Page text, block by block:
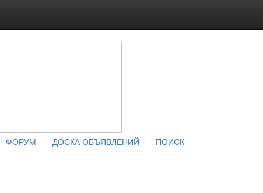
ФОРУМ ДОСКА ОБЪЯВЛЕНИЙ ПОИСК